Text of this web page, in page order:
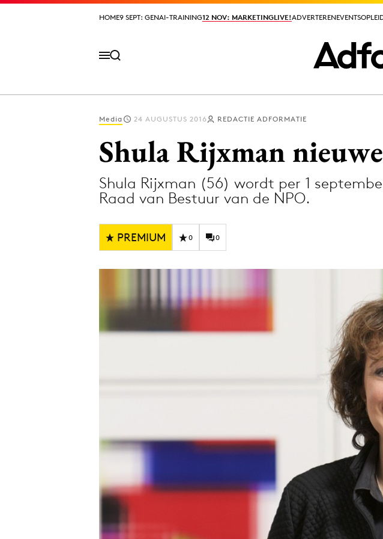
HOME9 SEPT: GENAI-TRAINING12 NOV: MARKETINGLIVE!ADVERTERENEVENTS
HOME9 SEPT: GENAI-TRAINING12 NOV: MARKETINGLIVE!ADVERTERENEVENTS
Digital transformation
Diversiteit
Effectiviteit
Gedragsverandering
Influencer marketing
Media 24 AUGUSTUS 2016 REDACTIE ADFORMATIE
Shula Rijxman
Shula Rijxman (56) wordt per 1
Raad van Bestuur van de NPO.
PREMIUM 0 0